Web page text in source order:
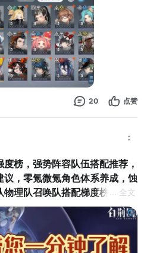
20 点赞
度榜，强势阵容队伍搭配推荐，
，零氪微氪角色体系养成，蚀
理队召唤队搭配梯度榜一图流
廊攻略组成员——小纯zz，那么本
廊】全角色开荒强度榜，强势阵容
烙痕抽取建议，零氪微氪角色体系
风队物理队召唤队搭配梯度榜一图
... 全文